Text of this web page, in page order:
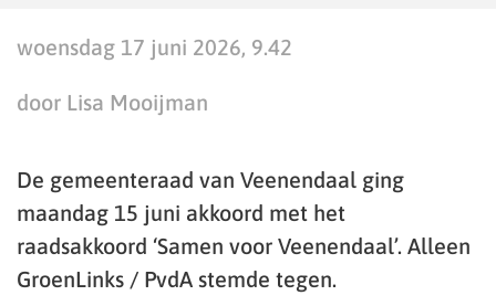
woensdag 17 juni 2026, 9.42
door Lisa Mooijman
De gemeenteraad van Veenendaal ging
maandag 15 juni akkoord met het
raadsakkoord ‘Samen voor Veenendaal’. Alleen
GroenLinks / PvdA stemde tegen.